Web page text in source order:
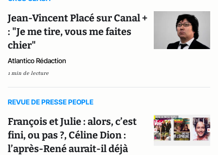
Jean-Vincent Placé sur Canal +
: "Je me tire, vous me faites
chier"
Atlantico Rédaction
1 min de lecture
REVUE DE PRESSE PEOPLE
François et Julie : alors, c’est
fini, ou pas ?, Céline Dion :
l’après-René aurait-il déjà